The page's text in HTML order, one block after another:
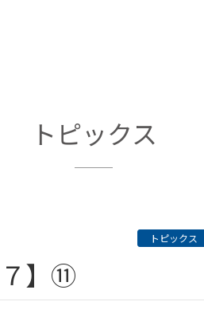
トピックス
トピックス
７】⑪